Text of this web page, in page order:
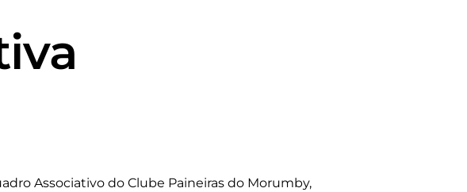
Associativo do Clube Paineiras do Morumby,